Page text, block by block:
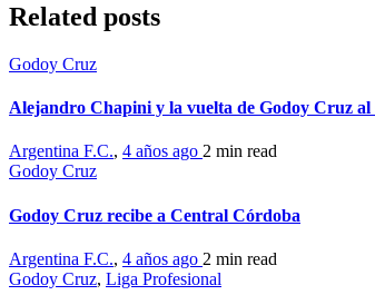
Related posts
Godoy Cruz
Alejandro Chapini y la vuelta de Godoy Cruz al
Argentina F.C., 4 años ago 2 min read
Godoy Cruz
Godoy Cruz recibe a Central Córdoba
Argentina F.C., 4 años ago 2 min read
Godoy Cruz, Liga Profesional